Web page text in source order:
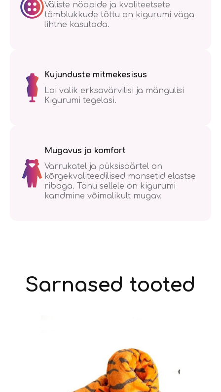
Väliste nööpide ja kvaliteetsete
tõmblukkude tõttu on kigurumi väga
lihtne kasutada.
Kujunduste mitmekesisus
Lai valik erksavärvilisi ja mängulisi
Kigurumi tegelasi.
Mugavus ja komfort
Varrukatel ja püksisäärtel on
kõrgekvaliteedilised mansetid elastse
ribaga. Tänu sellele on kigurumi
kandmine võimalikult mugav.
Sarnased tooted